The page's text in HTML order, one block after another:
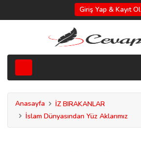
Giriş Yap & Kayıt Ol
Anasayfa
İZ BIRAKANLAR
İslam Dünyasından Yüz Aklarımız